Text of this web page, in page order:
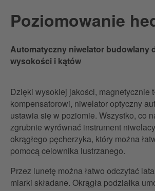
Poziomowanie
Automatyczny niwelator budowlany
wysokości i kątów
Dzięki wysokiej jakości, magnetycznie
kompensatorowi, niwelator optyczny
ustawia się w poziomie. Wszystko, co
zgrubnie wyrównać instrument
okrągłego pęcherzyka, który można
pomocą celownika lustrzanego.
Przez lunetę można łatwo odczytać
miarki składane. Okrągła podziałka